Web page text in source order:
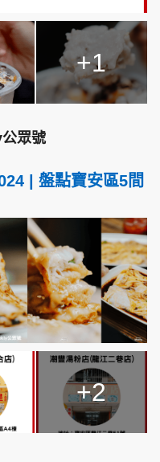
+1
眾號
| 盤點寶安區5間
+2